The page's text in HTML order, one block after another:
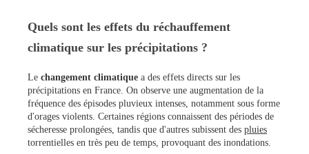
Quels sont les effets du réchauffement
climatique sur les précipitations ?
Le changement climatique a des effets directs sur les
précipitations en France. On observe une augmentation de la
fréquence des épisodes pluvieux intenses, notamment sous forme
d'orages violents. Certaines régions connaissent des périodes de
sécheresse prolongées, tandis que d'autres subissent des pluies
torrentielles en très peu de temps, provoquant des inondations.